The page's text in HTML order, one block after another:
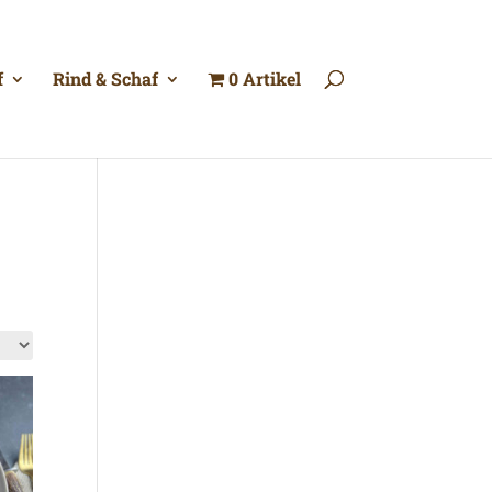
Rind & Schaf 0 Artikel